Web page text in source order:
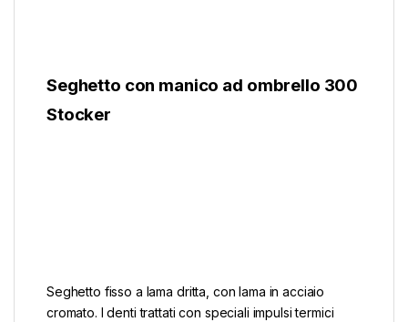
Seghetto con manico ad ombrello 300
Stocker
Seghetto fisso a lama dritta, con lama in acciaio
cromato. I denti trattati con speciali impulsi termici